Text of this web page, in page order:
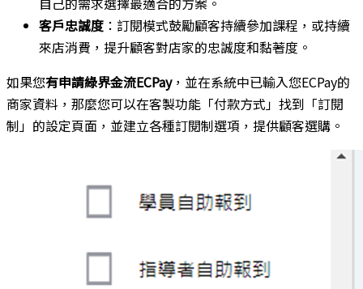
客戶忠誠度 ：訂閱模式鼓勵顧客持續參加課程，或持續
來店消費，提升顧客對店家的忠誠度和黏著度。
如果您有申請綠界金流ECPay，並在系統中已輸入您ECPay的
商家資料，那麼您可以在客製功能「付款方式」找到「訂閱
制」的設定頁面，並建立各種訂閱制選項，提供顧客選購。